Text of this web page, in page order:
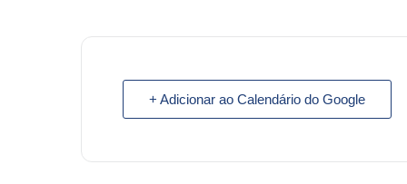
+ Adicionar ao Calendário do Google